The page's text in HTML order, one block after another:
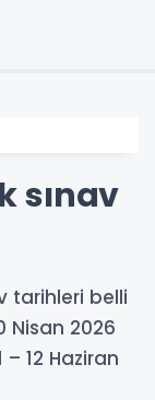
sınav
tarihleri belli
Nisan 2026
12 Haziran